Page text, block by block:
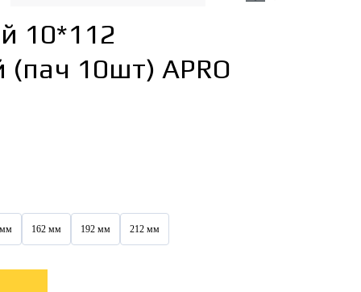
10*112
10шт) APRO
162 мм 192 мм 212 мм